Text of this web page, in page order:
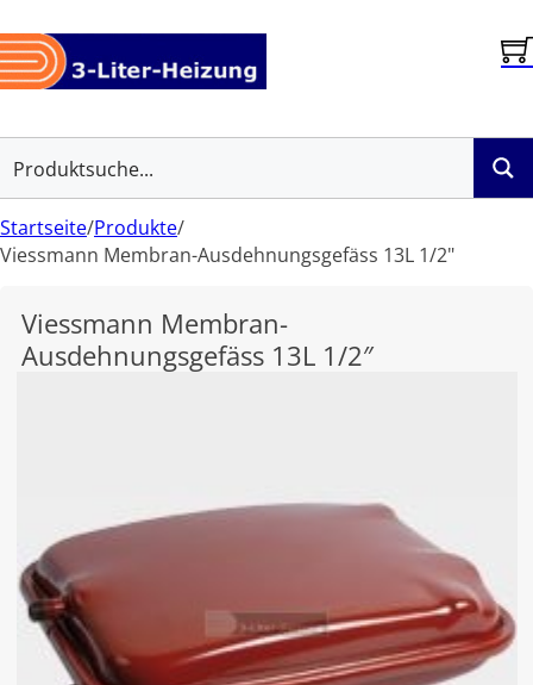
Startseite/Produkte/
Viessmann Membran-Ausdehnungsgefäss 13L 1/2"
Viessmann Membran-
Ausdehnungsgefäss 13L 1/2″